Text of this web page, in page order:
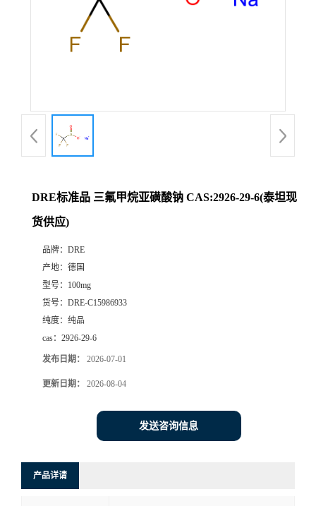
DRE标准品 三氟甲烷亚磺酸钠 CAS:2926-29-6(泰坦现
货供应)
品牌： DRE
产地： 德国
型号： 100mg
货号： DRE-C15986933
纯度： 纯品
cas： 2926-29-6
发布日期： 2026-07-01
更新日期： 2026-08-04
发送咨询信息
产品详请